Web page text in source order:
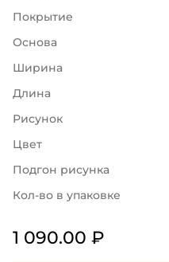
Покрытие
Основа
Ширина
Длина
Рисунок
Цвет
Подгон рисунка
Кол-во в упаковке
1 090.00 ₽